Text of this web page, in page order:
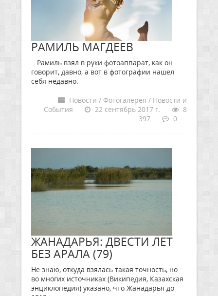
РАМИЛЬ МАГДЕЕВ
Рамиль взял в руки фотоаппарат, как он
говорит, давно, а вот в фотографии нашел
себя недавно.
Новости / Фотогалерея / Новости и
События
22 сентябрь 2017 г.
8
397
0
ЖАНАДАРЬЯ: ДВЕСТИ ЛЕТ
БЕЗ АРАЛА (79)
Не знаю, откуда взялась такая точность, но
во многих источниках (Википедия, Казахская
энциклопедия) указано, что Жанадарья до